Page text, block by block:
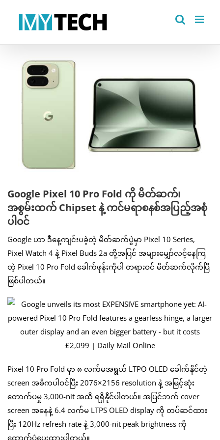
View
Larger
Image
Google Pixel 10 Pro Fold ကို မိတ်ဆက်၊
အစွမ်းထက် Chipset နဲ့ ကင်မရာစနစ်အပြည့်အစုံ
ပါဝင်
Google ဟာ ဒီနေ့ကျင်းပခဲ့တဲ့ မိတ်ဆက်ပွဲမှာ Pixel 10 Series,
Pixel Watch 4 နဲ့ Pixel Buds 2a တို့အပြင် အများမျှော်လင့်နေကြ
တဲ့ Pixel 10 Pro Fold ခေါက်ဖုန်းကိုပါ တရားဝင် မိတ်ဆက်လိုက်ပြီ
ဖြစ်ပါတယ်။
Pixel 10 Pro Fold မှာ ၈ လက်မအရွယ် LTPO OLED ခေါက်နိုင်တဲ့
screen အဓိကပါဝင်ပြီး 2076×2156 resolution နဲ့ အမြင့်ဆုံး
တောက်ပမှု 3,000-nit အထိ ရရှိနိုင်ပါတယ်။ အပြင်ဘက် cover
screen အနေနဲ့ 6.4 လက်မ LTPS OLED display ကို တပ်ဆင်ထား
ပြီး 120Hz refresh rate နဲ့ 3,000-nit peak brightness ကို
ထောက်ပံ့ပေးထားပါတယ်။